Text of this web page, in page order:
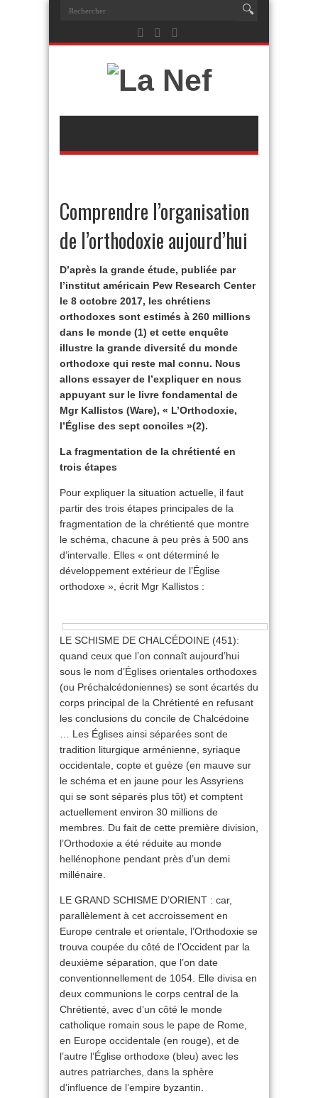
Comprendre l’organisation
de l’orthodoxie aujourd’hui
D’après la grande étude, publiée par
l’institut américain Pew Research Center
le 8 octobre 2017, les chrétiens
orthodoxes sont estimés à 260 millions
dans le monde (1) et cette enquête
illustre la grande diversité du monde
orthodoxe qui reste mal connu. Nous
allons essayer de l’expliquer en nous
appuyant sur le livre fondamental de
Mgr Kallistos (Ware), « L’Orthodoxie,
l’Église des sept conciles »(2).
La fragmentation de la chrétienté en
trois étapes
Pour expliquer la situation actuelle, il faut
partir des trois étapes principales de la
fragmentation de la chrétienté que montre
le schéma, chacune à peu près à 500 ans
d’intervalle. Elles « ont déterminé le
développement extérieur de l’Église
orthodoxe », écrit Mgr Kallistos :
LE SCHISME DE CHALCÉDOINE (451):
quand ceux que l’on connaît aujourd’hui
sous le nom d’Églises orientales orthodoxes
(ou Préchalcédoniennes) se sont écartés du
corps principal de la Chrétienté en refusant
les conclusions du concile de Chalcédoine
… Les Églises ainsi séparées sont de
tradition liturgique arménienne, syriaque
occidentale, copte et guèze (en mauve sur
le schéma et en jaune pour les Assyriens
qui se sont séparés plus tôt) et comptent
actuellement environ 30 millions de
membres. Du fait de cette première division,
l’Orthodoxie a été réduite au monde
hellénophone pendant près d’un demi
millénaire.
LE GRAND SCHISME D’ORIENT : car,
parallèlement à cet accroissement en
Europe centrale et orientale, l’Orthodoxie se
trouva coupée du côté de l’Occident par la
deuxième séparation, que l’on date
conventionnellement de 1054. Elle divisa en
deux communions le corps central de la
Chrétienté, avec d’un côté le monde
catholique romain sous le pape de Rome,
en Europe occidentale (en rouge), et de
l’autre l’Église orthodoxe (bleu) avec les
autres patriarches, dans la sphère
d’influence de l’empire byzantin.